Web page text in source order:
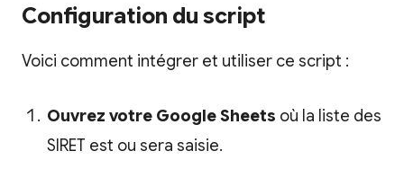
Configuration du script
Voici comment intégrer et utiliser ce script :
Ouvrez votre Google Sheets où la liste des
SIRET est ou sera saisie.